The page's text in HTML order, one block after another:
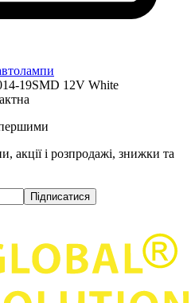
19SMD 12V White
першими
акції і розпродажі, знижки та
Підписатися